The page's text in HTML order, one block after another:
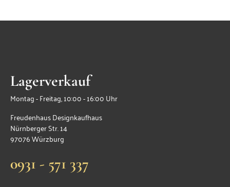
Lagerverkauf
Montag - Freitag, 10:00 - 16:00 Uhr
Freudenhaus Designkaufhaus
Nürnberger Str. 14
97076 Würzburg
0931 - 571 337